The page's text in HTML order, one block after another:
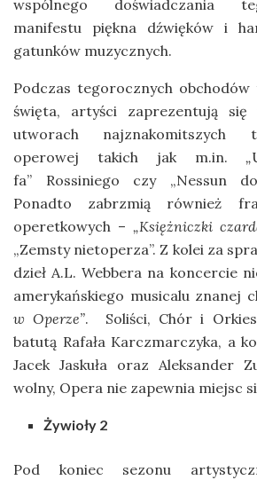
wspólnego doświadczania
manifestu piękna dźwięków i
gatunków muzycznych.
Podczas tegorocznych
święta, artyści zaprezentują się
utworach najznakomitszych
operowej takich jak m.in. „
fa”
Rossiniego czy „Nessun
Ponadto zabrzmią również
operetkowych – „Księżniczki
„Zemsty nietoperza”. Z kolei za
dzieł A.L. Webbera na koncercie
amerykańskiego musicalu znanej
w Operze”. Soliści, Chór i
batutą Rafała Karczmarczyka, a
Jacek Jaskuła oraz Aleksander
wolny, Opera nie zapewnia miejsc
Żywioły 2
Pod koniec sezonu